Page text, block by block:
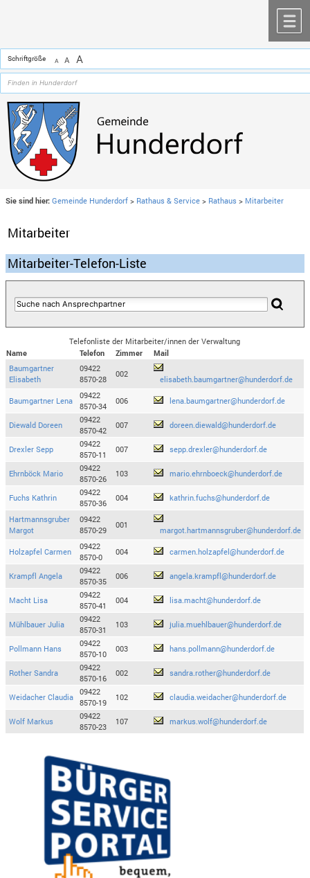
Schriftgröße A A A
Sie sind hier: Gemeinde Hunderdorf > Rathaus & Service > Rathaus > Mitarbeiter
Mitarbeiter
Mitarbeiter-Telefon-Liste
Telefonliste der Mitarbeiter/innen der Verwaltung
Name
Telefon Zimmer
Mail
Baumgartner
Elisabeth
09422
8570-28
002
elisabeth.baumgartner@hunderdorf.de
Baumgartner Lena
09422
8570-34
006 lena.baumgartner@hunderdorf.de
Diewald Doreen
09422
8570-42
007 doreen.diewald@hunderdorf.de
Drexler Sepp
09422
8570-11
007 sepp.drexler@hunderdorf.de
Ehrnböck Mario
09422
8570-26
103 mario.ehrnboeck@hunderdorf.de
Fuchs Kathrin
09422
8570-36
004 kathrin.fuchs@hunderdorf.de
Hartmannsgruber
Margot
09422
8570-29
001
margot.hartmannsgruber@hunderdorf.de
Holzapfel Carmen
09422
8570-0
004 carmen.holzapfel@hunderdorf.de
Krampfl Angela
09422
8570-35
006 angela.krampfl@hunderdorf.de
Macht Lisa
09422
8570-41
004 lisa.macht@hunderdorf.de
Mühlbauer Julia
09422
8570-31
103 julia.muehlbauer@hunderdorf.de
Pollmann Hans
09422
8570-10
003 hans.pollmann@hunderdorf.de
Rother Sandra
09422
8570-16
002 sandra.rother@hunderdorf.de
Weidacher Claudia
09422
8570-19
102 claudia.weidacher@hunderdorf.de
Wolf Markus
09422
8570-23
107 markus.wolf@hunderdorf.de